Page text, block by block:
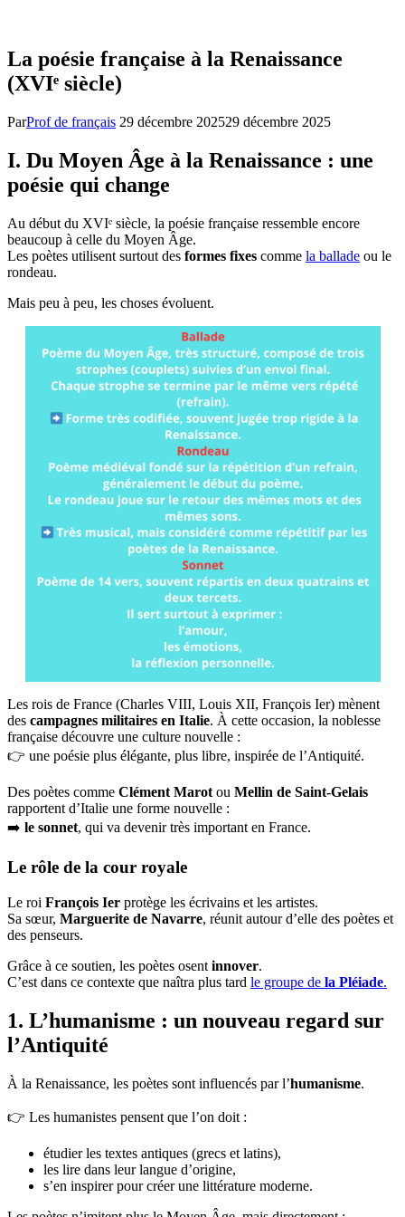
La poésie française à la Renaissance
(XVIᵉ siècle)
ParProf de français 29 décembre 202529 décembre 2025
I. Du Moyen Âge à la Renaissance : une
poésie qui change
Au début du XVIᵉ siècle, la poésie française ressemble encore
beaucoup à celle du Moyen Âge.
Les poètes utilisent surtout des formes fixes comme la ballade ou le
rondeau.
Mais peu à peu, les choses évoluent.
Les rois de France (Charles VIII, Louis XII, François Ier) mènent
des campagnes militaires en Italie. À cette occasion, la noblesse
française découvre une culture nouvelle :
👉 une poésie plus élégante, plus libre, inspirée de l’Antiquité.
Des poètes comme Clément Marot ou Mellin de Saint-Gelais
rapportent d’Italie une forme nouvelle :
➡️ le sonnet, qui va devenir très important en France.
Le rôle de la cour royale
Le roi François Ier protège les écrivains et les artistes.
Sa sœur, Marguerite de Navarre, réunit autour d’elle des poètes et
des penseurs.
Grâce à ce soutien, les poètes osent innover.
C’est dans ce contexte que naîtra plus tard le groupe de la Pléiade.
1. L’humanisme : un nouveau regard sur
l’Antiquité
À la Renaissance, les poètes sont influencés par l’humanisme.
👉 Les humanistes pensent que l’on doit :
étudier les textes antiques (grecs et latins),
les lire dans leur langue d’origine,
s’en inspirer pour créer une littérature moderne.